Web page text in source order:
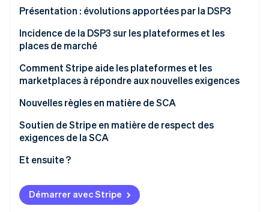
Stripe Sessions 2026
Découvrez comment Stripe construit l’infrastructure
Regarder la vidéo
Présentation : évolutions apportées par la DSP3
Incidence de la DSP3 sur les plateformes et les
places de marché
Gestion des paiements pour les plateformes et les
places de marché dans le cadre de la
plateformes et les places de marché dans le cadre
de la DSP3
Comment Stripe aide les plateformes et les
marketplaces à répondre aux nouvelles exigences
Paiements via une plateforme avec Connect
Nouvelles règles en matière de SCA
Rôle de la SCA dans la réduction de la fraude
Nouvelles mesures de prévention de la fraude et de
protection des utilisateurs
Soutien de Stripe en matière de respect des
exigences de la SCA
Flux d’authentification SCA
Et ensuite ?
Démarrer avec Stripe